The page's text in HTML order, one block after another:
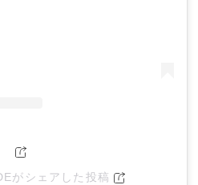
がシェアした投稿